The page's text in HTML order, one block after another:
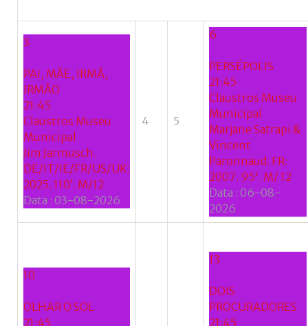
3
PAI, MÃE, IRMÃ,
IRMÃO
21:45
Claustros Museu
Municipal
Jim Jarmusch.
DE/IT/IE/FR/US/UK:
2025. 110’. M/12
Data : 03-08-2026
4 5
6
PERSÉPOLIS
21:45
Claustros Museu
Municipal
Marjane Satrapi &
Vincent
Paronnaud. FR:
2007. 95'. M/ 12
Data : 06-08-
2026
10
OLHAR O SOL
21:45
13
DOIS
PROCURADORES
21:45